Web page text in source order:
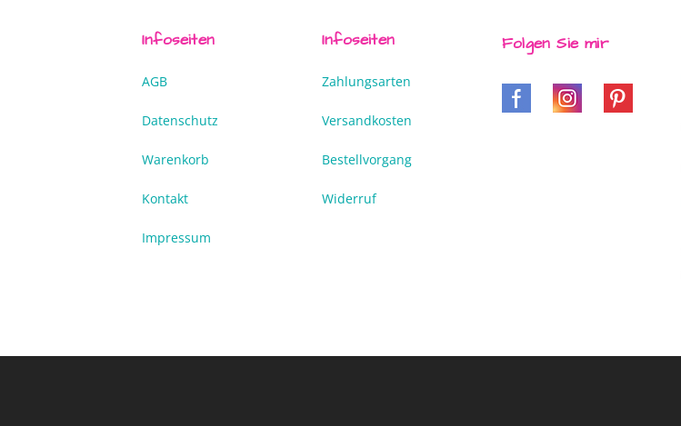
Infoseiten
AGB
Datenschutz
Warenkorb
Kontakt
Impressum
Infoseiten
Zahlungsarten
Versandkosten
Bestellvorgang
Widerruf
Folgen Sie mir